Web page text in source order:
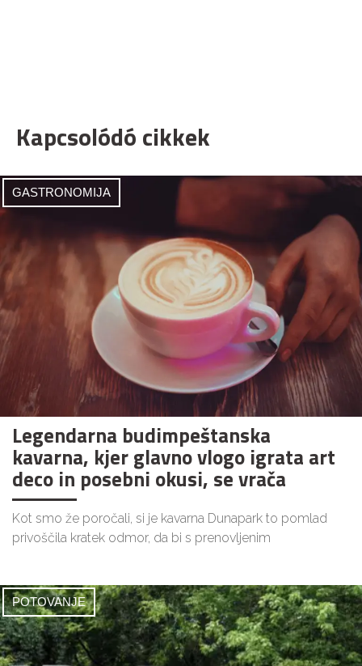
Kapcsolódó cikkek
GASTRONOMIJA
Legendarna budimpeštanska
kavarna, kjer glavno vlogo igrata art
deco in posebni okusi, se vrača
Kot smo že poročali, si je kavarna Dunapark to pomlad
privoščila kratek odmor, da bi s prenovljenim
POTOVANJE